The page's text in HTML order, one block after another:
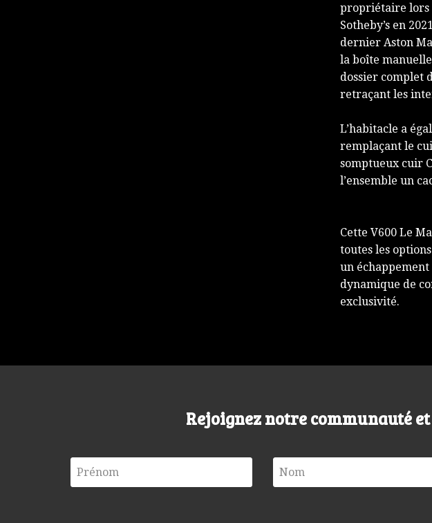
propriétaire lors
Sotheby’s en
dernier Aston
la boîte
dossier complet
retraçant les
L’habitacle a
remplaçant le
somptueux cuir
l’ensemble un
Cette V600 Le
toutes les
un
dynamique de
exclusivité.
Rejoignez notre communauté